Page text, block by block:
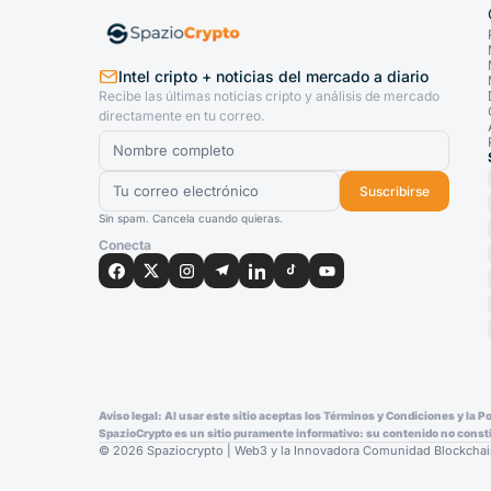
Intel cripto + noticias del mercado a diario
Recibe las últimas noticias cripto y análisis de mercado
directamente en tu correo.
Suscribirse
Sin spam. Cancela cuando quieras.
Conecta
Aviso legal: Al usar este sitio aceptas los Términos y Condiciones y la
SpazioCrypto es un sitio puramente informativo: su contenido no
© 2026 Spaziocrypto | Web3 y la Innovadora Comunidad